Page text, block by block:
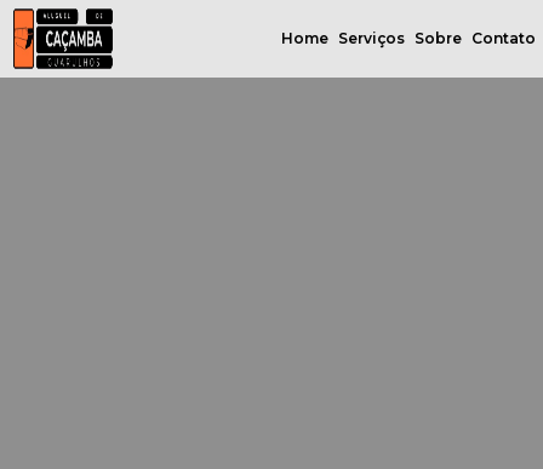
Home Serviços Sobre Contato